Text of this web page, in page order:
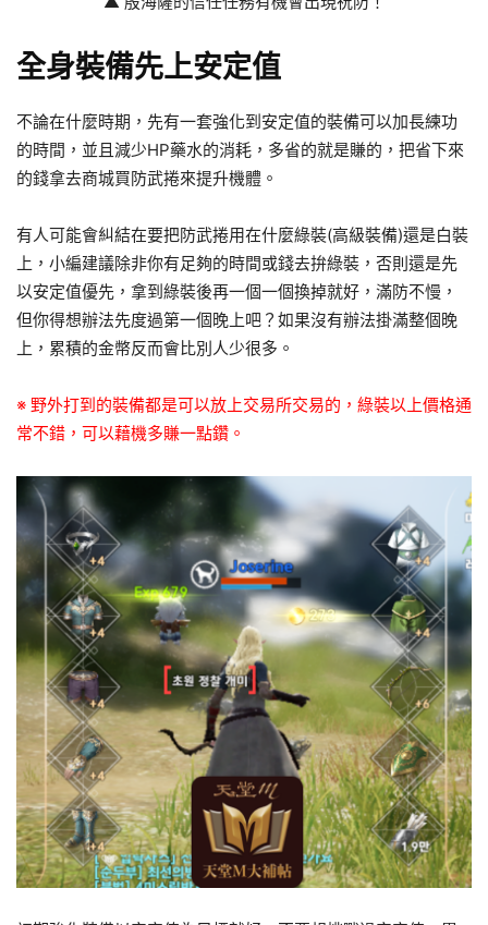
全身裝備先上安定值
不論在什麼時期，先有一套強化到安定值的裝備可以加長練功
的時間，並且減少HP藥水的消耗，多省的就是賺的，把省下來
的錢拿去商城買防武捲來提升機體。
有人可能會糾結在要把防武捲用在什麼綠裝(高級裝備)還是白裝
上，小編建議除非你有足夠的時間或錢去拚綠裝，否則還是先
以安定值優先，拿到綠裝後再一個一個換掉就好，滿防不慢，
但你得想辦法先度過第一個晚上吧？如果沒有辦法掛滿整個晚
上，累積的金幣反而會比別人少很多。
※ 野外打到的裝備都是可以放上交易所交易的，綠裝以上價格通
常不錯，可以藉機多賺一點鑽。